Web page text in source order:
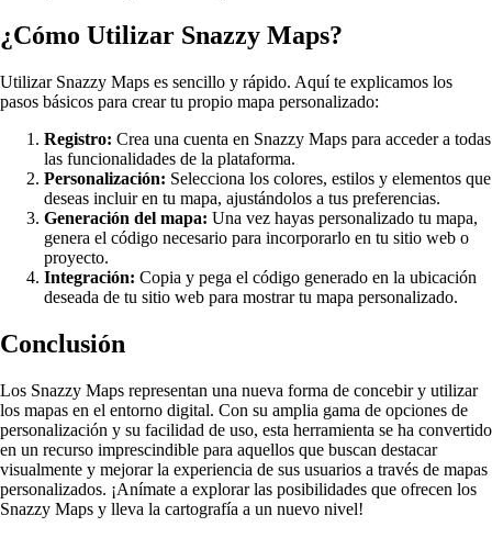
¿Cómo Utilizar Snazzy Maps?
Utilizar Snazzy Maps es sencillo y rápido. Aquí te explicamos los
pasos básicos para crear tu propio mapa personalizado:
Registro: Crea una cuenta en Snazzy Maps para acceder a todas
las funcionalidades de la plataforma.
Personalización: Selecciona los colores, estilos y elementos que
deseas incluir en tu mapa, ajustándolos a tus preferencias.
Generación del mapa: Una vez hayas personalizado tu mapa,
genera el código necesario para incorporarlo en tu sitio web o
proyecto.
Integración: Copia y pega el código generado en la ubicación
deseada de tu sitio web para mostrar tu mapa personalizado.
Conclusión
Los Snazzy Maps representan una nueva forma de concebir y utilizar
los mapas en el entorno digital. Con su amplia gama de opciones de
personalización y su facilidad de uso, esta herramienta se ha convertido
en un recurso imprescindible para aquellos que buscan destacar
visualmente y mejorar la experiencia de sus usuarios a través de mapas
personalizados. ¡Anímate a explorar las posibilidades que ofrecen los
Snazzy Maps y lleva la cartografía a un nuevo nivel!